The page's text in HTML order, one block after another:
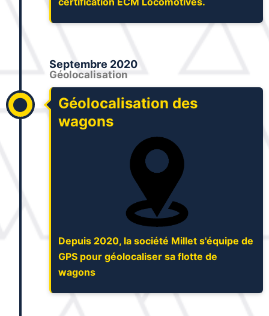
Septembre 2020
Géolocalisation
Géolocalisation des
wagons
Depuis 2020, la société Millet s'équipe de
GPS pour géolocaliser sa flotte de
wagons